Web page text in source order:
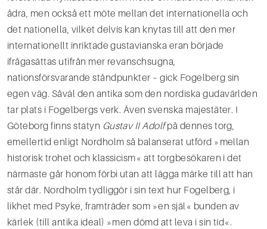
ådra, men också ett möte mellan det internationella och
det nationella, vilket delvis kan knytas till att den mer
internationellt inriktade gustavianska eran började
ifrågasättas utifrån mer revanschsugna,
nationsförsvarande stånd­punkter – gick Fogelberg sin
egen väg. Såväl den antika som den nordiska gudavärlden
tar plats i Fo­gelbergs verk. Även svenska majestäter. I
Göteborg finns statyn Gustav II Adolfpå dennes torg,
emel­lertid enligt Nordholm så balanserat utförd »mellan
historisk trohet och klassicism« att torgbesökaren i det
närmaste går honom förbi utan att lägga märke till att han
står där. Nordholm tydliggör i sin text hur Fogelberg, i
likhet med Psyke, framträder som »en själ« bunden av
kärlek (till antika ideal) »men dömd att leva i sin tid«.